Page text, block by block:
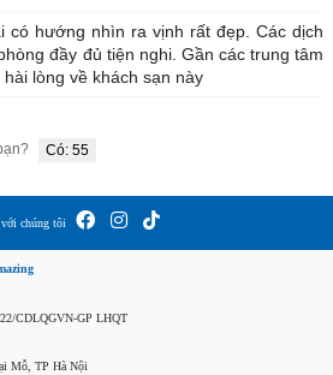
có hướng nhìn ra vịnh rất đẹp. Các dịch
đầy đủ tiện nghi. Gần các trung tâm
lòng về khách sạn này
Có: 55
chúng tôi
CDLQGVN-GP LHQT
Mỗ, TP Hà Nội